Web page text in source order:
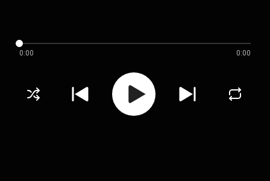
0:00 0:00